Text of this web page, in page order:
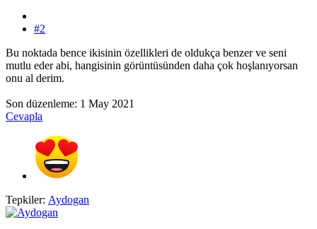
#2
Bu noktada bence ikisinin özellikleri de oldukça benzer ve seni
mutlu eder abi, hangisinin görüntüsünden daha çok hoşlanıyorsan
onu al derim.
Son düzenleme: 1 May 2021
Cevapla
Tepkiler: Aydogan